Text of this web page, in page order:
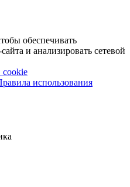
обеспечивать
и анализировать сетевой
cookie
использования